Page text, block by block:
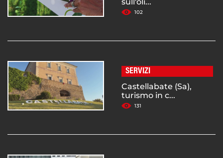
102
SERVIZI
Castellabate (Sa),
turismo in c...
131